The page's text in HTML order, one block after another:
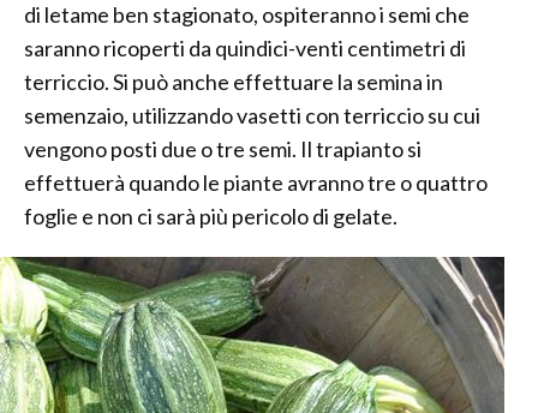
di letame ben stagionato, ospiteranno i semi che
saranno ricoperti da quindici-venti centimetri di
terriccio. Si può anche effettuare la semina in
semenzaio, utilizzando vasetti con terriccio su cui
vengono posti due o tre semi. Il trapianto si
effettuerà quando le piante avranno tre o quattro
foglie e non ci sarà più pericolo di gelate.